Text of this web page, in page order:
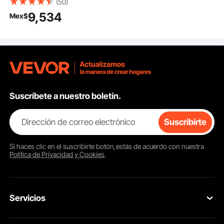
Transportador Acero
Inoxidable Cinta
Aplicación de
Codificación por
(50)
Mex$9,534
Suscríbete a nuestro boletín.
Dirección de correo electrónico Suscribirte
Si haces clic en elsuscribirtebotón,estás de acuerdo con nuestra
Política de Privacidad y Cookies.
Servicios